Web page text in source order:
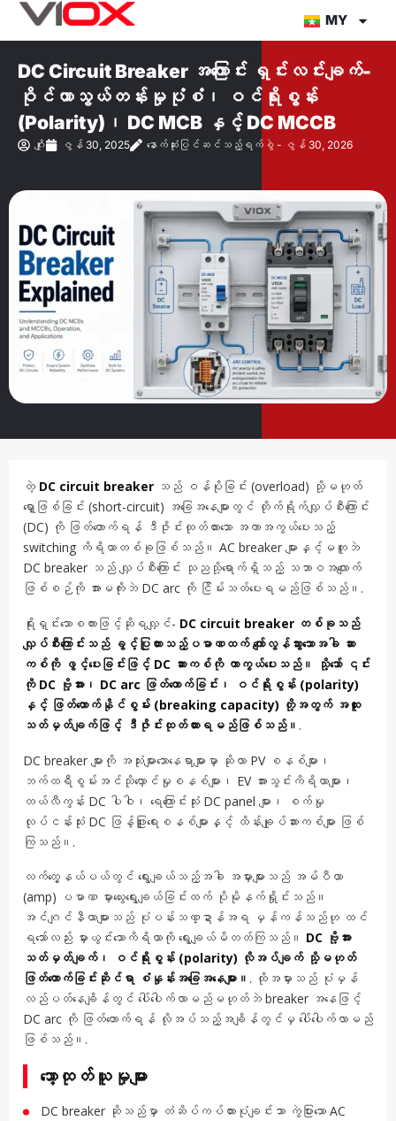
အကြောင်းအရာ
ပါ။
MY
DC Circuit Breaker အကြောင်း ရှင်းလင်းချက်-
ဝိုင်ယာသွယ်တန်းမှုပုံစံ၊ ဝင်ရိုးစွန်း
(Polarity)၊ DC MCB နှင့် DC MCCB
ဂျိုး ဇွန် 30, 2025 နောက်ဆုံးပြင်ဆင်သည့်ရက်စွဲ - ဇွန် 30, 2026
တဲ့ DC circuit breaker သည် ဝန်ပိုခြင်း (overload) သို့မဟုတ်
ရှော့ဖြစ်ခြင်း (short-circuit) အခြေအနေများတွင် တိုက်ရိုက်လျှပ်စီးကြောင်း
(DC) ကို ဖြတ်တောက်ရန် ဒီဇိုင်းထုတ်ထားသော အကာအကွယ်ပေးသည့်
switching ကိရိယာတစ်ခုဖြစ်သည်။ AC breaker များနှင့်မတူဘဲ
DC breaker သည် လျှပ်စီးကြောင်း သုညသို့ရောက်ရှိသည့် သဘာဝအလျောက်
ဖြစ်စဉ်ကို အားမကိုးဘဲ DC arc ကို ငြိမ်းသတ်ပေးရမည်ဖြစ်သည်။.
ရိုးရှင်းသောစကားဖြင့်ဆိုရလျှင်- DC circuit breaker တစ်ခုသည်
လျှပ်စီးကြောင်းသည် ခွင့်ပြုထားသည့်ပမာဏထက် ကျော်လွန်သွားသောအခါ ဆား
ကစ်ကို ဖွင့်ပေးခြင်းဖြင့် DC ဆားကစ်ကို ကာကွယ်ပေးသည်။ သို့သော် ၎င်း
ကို DC ဗို့အား၊ DC arc ဖြတ်တောက်ခြင်း၊ ဝင်ရိုးစွန်း (polarity)
နှင့် ဖြတ်တောက်နိုင်စွမ်း (breaking capacity) တို့အတွက် အထူး
သတ်မှတ်ချက်ဖြင့် ဒီဇိုင်းထုတ်ထားရမည်ဖြစ်သည်။ .
DC breaker များကို အသုံးများသောနေရာများမှာ ဆိုလာ PV စနစ်များ၊
ဘက်ထရီစွမ်းအင်သိုလှောင်မှုစနစ်များ၊ EV အားသွင်းကိရိယာများ၊
တယ်လီကွန်း DC ပါဝါ၊ ရေကြောင်းသုံး DC panel များ၊ စက်မှု
လုပ်ငန်းသုံး DC ဖြန့်ဖြူးရေးစနစ်များနှင့် ထိန်းချုပ်ဆားကစ်များ ဖြစ်
ကြသည်။.
လက်တွေ့နယ်ပယ်တွင် ရွေးချယ်သည့်အခါ အမှားများသည် အမ်ပီယာ
(amp) ပမာဏ မှားယွေးရွေးချယ်ခြင်းထက် ပိုမိုနက်ရှိုင်းသည်။
အင်ဂျင်နီယာများသည် ပုံပန်းသဏ္ဍာန်အရ မှန်ကန်သည်ဟု ထင်
ရသော်လည်း မှားယွင်းသောကိရိယာကို ရွေးချယ်မိတတ်ကြသည်။ DC ဗို့အား
သတ်မှတ်ချက်၊ ဝင်ရိုးစွန်း (polarity) လိုအပ်ချက် သို့မဟုတ်
ဖြတ်တောက်ခြင်းဆိုင်ရာ စံနှုန်းအခြေအနေများ။ . ထိုအမှားသည် ပုံမှန်
လည်ပတ်နေချိန်တွင် ပေါ်ပေါက်လာမည်မဟုတ်ဘဲ breaker အနေဖြင့်
DC arc ကို ဖြတ်တောက်ရန် လိုအပ်သည့်အချိန်တွင်မှ ပေါ်ပေါက်လာမည်
ဖြစ်သည်။.
သော့ထုတ်ယူမှုများ
DC breaker ဆိုသည်မှာ တံဆိပ်ကပ်ထားပုံချင်းသာ ကွဲပြားသော AC